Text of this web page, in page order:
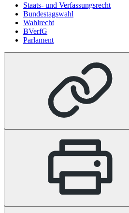
Staats- und Verfassungsrecht
Bundestagswahl
Wahlrecht
BVerfG
Parlament